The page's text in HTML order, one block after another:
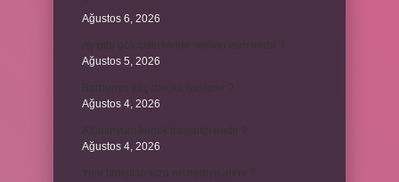
Ağustos 6, 2026
Ağustos 5, 2026
Ağustos 4, 2026
Ağustos 4, 2026